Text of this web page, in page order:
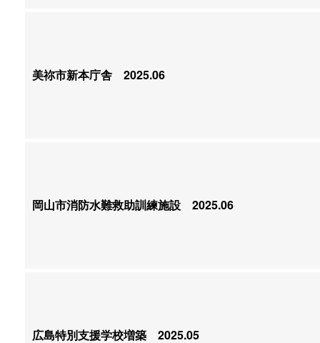
美祢市新本庁舎 2025.06
岡山市消防水難救助訓練施設 2025.06
広島特別支援学校増築 2025.05